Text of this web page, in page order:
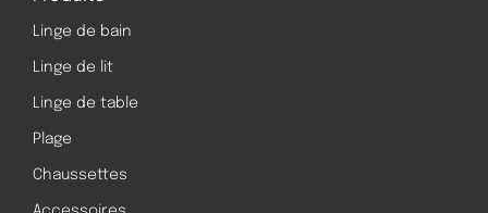
Linge de bain
Linge de lit
Linge de table
Plage
Chaussettes